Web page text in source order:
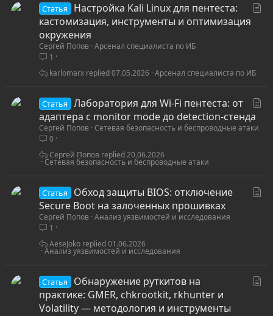
Статья
Настройка Kali Linux для пентеста:
кастомизация, инструменты и оптимизация
окружения
Сергей Попов Арсенал специалиста по ИБ
1
Арсенал специалиста по ИБ
07.05.2026
karlomarx
Статья
Лаборатория для Wi-Fi пентеста: от
адаптера с monitor mode до detection-стенда
Сергей Попов Сетевая безопасность и беспроводные атаки
0
Сетевая безопасность и беспроводные атаки
20.06.2026
Сергей Попов
Статья
Обход защиты BIOS: отключение
Secure Boot на залоченных прошивках
Сергей Попов Анализ уязвимостей и исследования
1
Анализ уязвимостей и исследования
01.06.2026
AeseJoko
Статья
Обнаружение руткитов на
практике: GMER, chkrootkit, rkhunter и
Volatility — методология и инструменты